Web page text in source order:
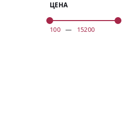
ЦЕНА
100 — 15200